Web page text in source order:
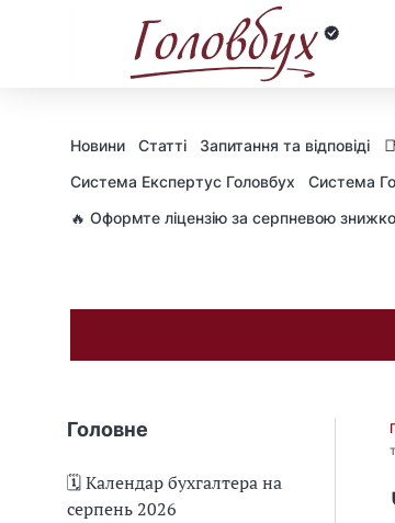
Новини Статті Запитання та відповіді
Cистема Експертус Головбух
Система
🔥 Оформте ліцензію за серпневою
Головне
🗓️ Календар бухгалтера на
серпень 2026